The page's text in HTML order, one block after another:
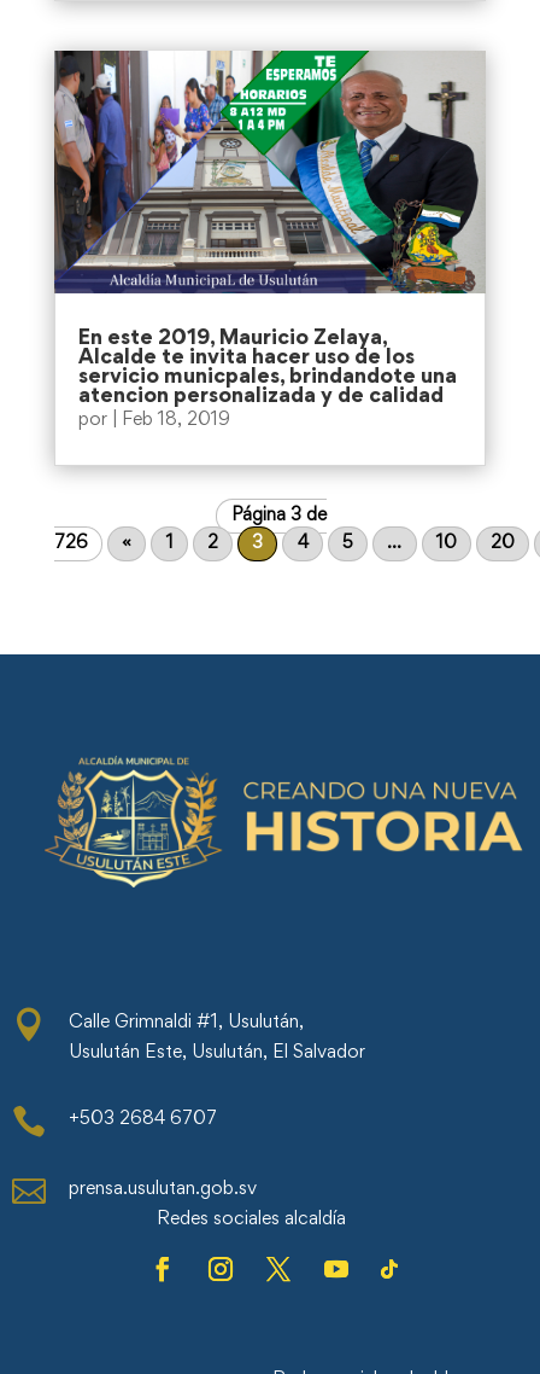
En este 2019, Mauricio Zelaya,
Alcalde te invita hacer uso de los
servicio municpales, brindandote una
atencion personalizada y de calidad
por Feb 18, 2019
Página 3 de
726
« 2 3 4 5 ... 10 20

Calle Grimnaldi #1, Usulután,
Usulután Este, Usulután, El Salvador
 +503 2684 6707

prensa.usulutan.gob.sv
Redes sociales alcaldía